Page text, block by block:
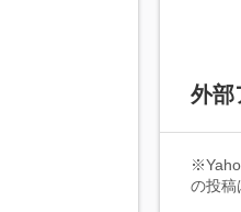
外部
の投稿